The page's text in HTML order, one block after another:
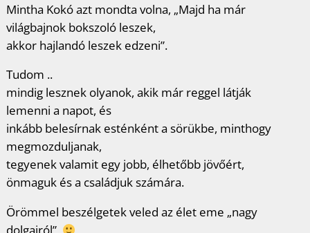
Mintha Kokó azt mondta volna, „Majd ha már
világbajnok bokszoló leszek,
akkor hajlandó leszek edzeni”.
Tudom ..
mindig lesznek olyanok, akik már reggel látják
lemenni a napot, és
inkább belesírnak esténként a sörükbe, minthogy
megmozduljanak,
tegyenek valamit egy jobb, élhetőbb jövőért,
önmaguk és a családjuk számára.
Örömmel beszélgetek veled az élet eme „nagy